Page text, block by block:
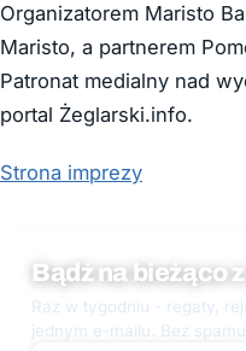
Organizatorem Maristo
Maristo, a partnerem
Patronat medialny nad
portal Żeglarski.info.
Strona imprezy
Bądź na bieżąco
Raz w tygodniu - regaty,
jednym e-mailu. Bez